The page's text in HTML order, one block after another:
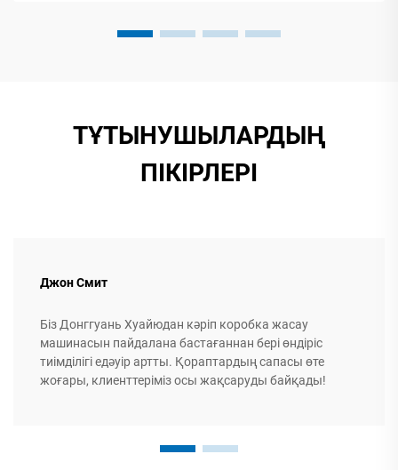
ТҰТЫНУШЫЛАРДЫҢ
ПІКІРЛЕРІ
Джон Смит
Біз Донггуань Хуайюдан кәріп коробка жасау
машинасын пайдалана бастағаннан бері өндіріс
тиімділігі едәуір артты. Қораптардың сапасы өте
жоғары, клиенттеріміз осы жақсаруды байқады!